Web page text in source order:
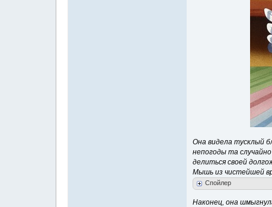
Она видела тусклый
непогоды та
делиться своей
Мышь из чистейшей
Спойлер
Наконец, она